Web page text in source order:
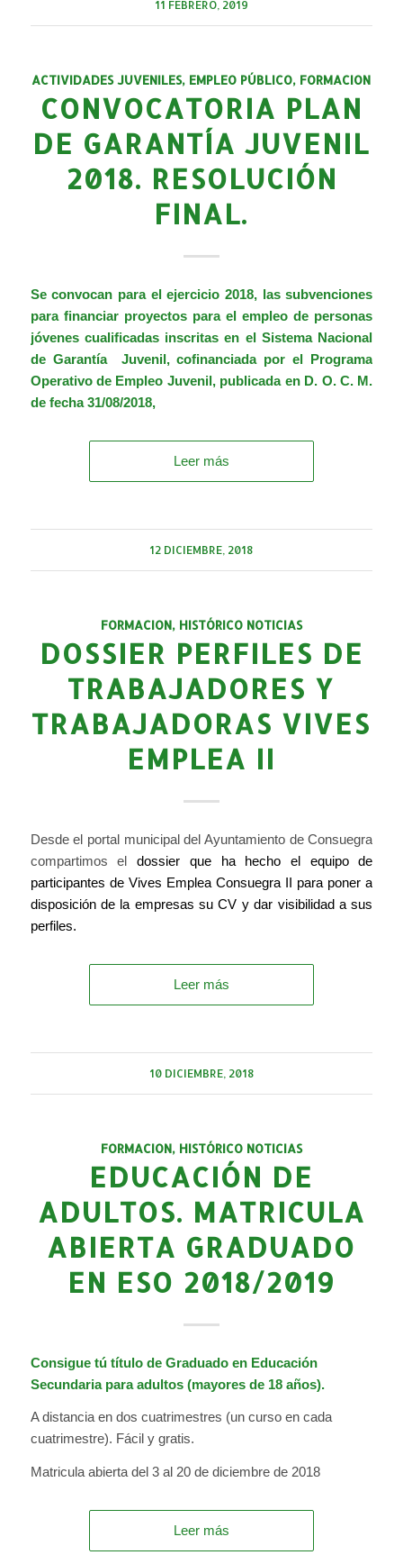
11 FEBRERO, 2019
ACTIVIDADES JUVENILES, EMPLEO PÚBLICO, FORMACION
CONVOCATORIA PLAN
DE GARANTÍA JUVENIL
2018. RESOLUCIÓN
FINAL.
Se convocan para el ejercicio 2018, las subvenciones
para financiar proyectos para el empleo de personas
jóvenes cualificadas inscritas en el Sistema Nacional
de Garantía Juvenil, cofinanciada por el Programa
Operativo de Empleo Juvenil, publicada en D. O. C. M.
de fecha 31/08/2018,
Leer más
12 DICIEMBRE, 2018
FORMACION, HISTÓRICO NOTICIAS
DOSSIER PERFILES DE
TRABAJADORES Y
TRABAJADORAS VIVES
EMPLEA II
Desde el portal municipal del Ayuntamiento de Consuegra
compartimos el dossier que ha hecho el equipo de
participantes de Vives Emplea Consuegra II para poner a
disposición de la empresas su CV y dar visibilidad a sus
perfiles.
Leer más
10 DICIEMBRE, 2018
FORMACION, HISTÓRICO NOTICIAS
EDUCACIÓN DE
ADULTOS. MATRICULA
ABIERTA GRADUADO
EN ESO 2018/2019
Consigue tú título de Graduado en Educación
Secundaria para adultos (mayores de 18 años).
A distancia en dos cuatrimestres (un curso en cada
cuatrimestre). Fácil y gratis.
Matricula abierta del 3 al 20 de diciembre de 2018
Leer más